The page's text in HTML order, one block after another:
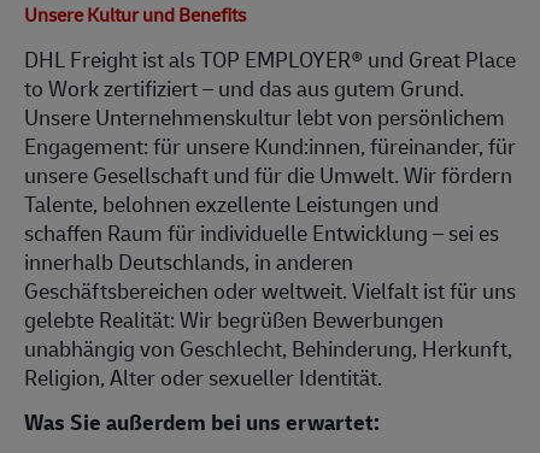
Unsere Kultur und Benefits
DHL Freight ist als TOP EMPLOYER® und Great Place
to Work zertifiziert – und das aus gutem Grund.
Unsere Unternehmenskultur lebt von persönlichem
Engagement: für unsere Kund:innen, füreinander, für
unsere Gesellschaft und für die Umwelt. Wir fördern
Talente, belohnen exzellente Leistungen und
schaffen Raum für individuelle Entwicklung – sei es
innerhalb Deutschlands, in anderen
Geschäftsbereichen oder weltweit. Vielfalt ist für uns
gelebte Realität: Wir begrüßen Bewerbungen
unabhängig von Geschlecht, Behinderung, Herkunft,
Religion, Alter oder sexueller Identität.
Was Sie außerdem bei uns erwartet: